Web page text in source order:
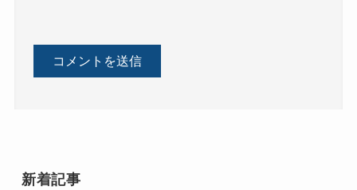
新着記事